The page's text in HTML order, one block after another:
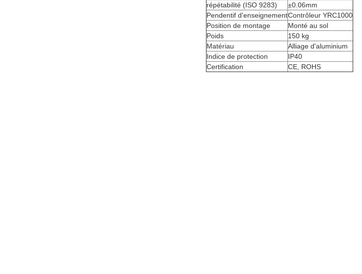
répétabilité (ISO 9283)
±0.06mm
Pendentif d'enseignementContrôleur YRC1000
Position de montage
Monté au sol
Poids
150 kg
Matériau
Alliage d'aluminium
Indice de protection
IP40
Certification
CE, ROHS